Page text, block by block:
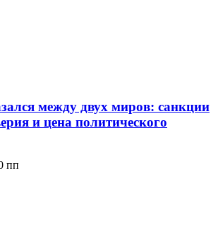
между двух миров: санкции
и цена политического
пп